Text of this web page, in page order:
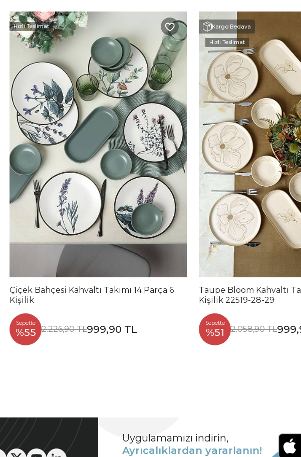
Hızlı Teslimat
Çiçek Bahçesi Kahvaltı Takımı 14 Parça 6
Kişilik
Sepette
%55 2.226,90 TL999,90 TL
Kargo Bedava
Hızlı Teslimat
Taupe Bloom Kahvaltı
Kişilik 22519-28-29
Sepette
%51 2.058,90 TL
Uygulamamızı indirin,
Ayrıcalıklardan yararlanın!